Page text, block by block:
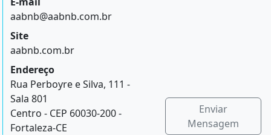
aabnb@aabnb.com.br
Site
aabnb.com.br
Endereço
Rua Perboyre e Silva, 111 -
Sala 801
Centro - CEP 60030-200 -
Fortaleza-CE
Enviar
Mensagem